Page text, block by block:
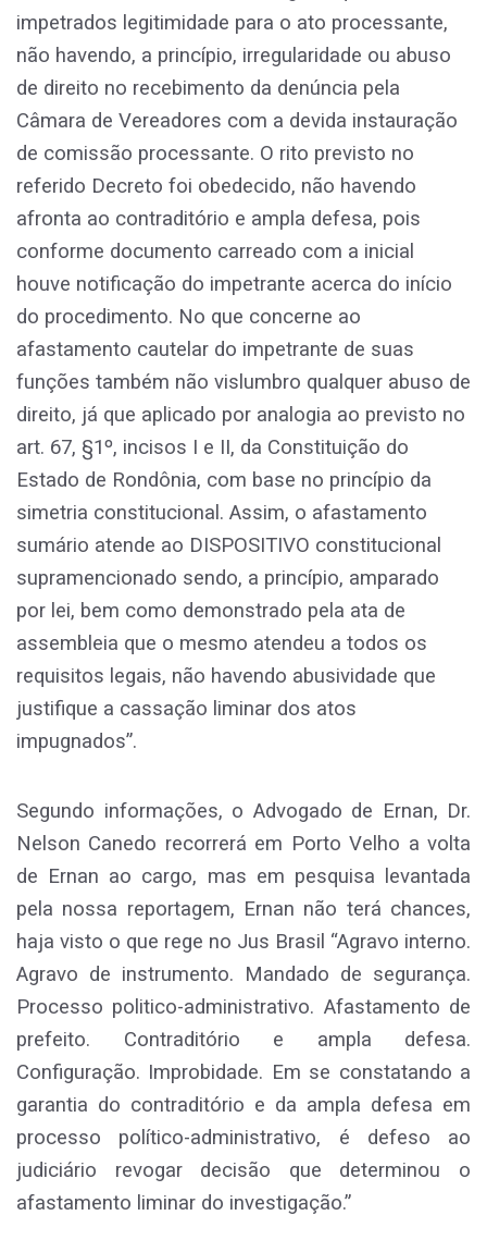
impetrados legitimidade para o ato processante,
não havendo, a princípio, irregularidade ou abuso
de direito no recebimento da denúncia pela
Câmara de Vereadores com a devida instauração
de comissão processante. O rito previsto no
referido Decreto foi obedecido, não havendo
afronta ao contraditório e ampla defesa, pois
conforme documento carreado com a inicial
houve notificação do impetrante acerca do início
do procedimento. No que concerne ao
afastamento cautelar do impetrante de suas
funções também não vislumbro qualquer abuso de
direito, já que aplicado por analogia ao previsto no
art. 67, §1º, incisos I e II, da Constituição do
Estado de Rondônia, com base no princípio da
simetria constitucional. Assim, o afastamento
sumário atende ao DISPOSITIVO constitucional
supramencionado sendo, a princípio, amparado
por lei, bem como demonstrado pela ata de
assembleia que o mesmo atendeu a todos os
requisitos legais, não havendo abusividade que
justifique a cassação liminar dos atos
impugnados”.
Segundo informações, o Advogado de Ernan, Dr.
Nelson Canedo recorrerá em Porto Velho a volta
de Ernan ao cargo, mas em pesquisa levantada
pela nossa reportagem, Ernan não terá chances,
haja visto o que rege no Jus Brasil “Agravo interno.
Agravo de instrumento. Mandado de segurança.
Processo politico-administrativo. Afastamento de
prefeito. Contraditório e ampla defesa.
Configuração. Improbidade. Em se constatando a
garantia do contraditório e da ampla defesa em
processo político-administrativo, é defeso ao
judiciário revogar decisão que determinou o
afastamento liminar do investigação.”